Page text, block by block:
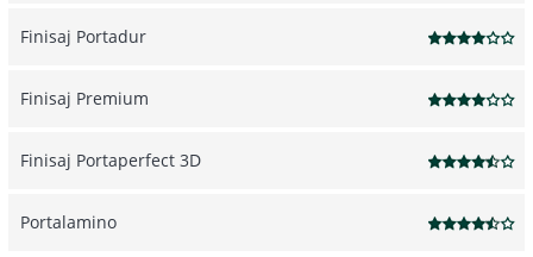
Finisaj Portadur
Finisaj Premium
Finisaj Portaperfect 3D
Portalamino